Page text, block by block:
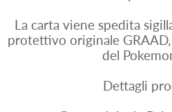
La carta viene spedita
protettivo originale
del
Dettagli